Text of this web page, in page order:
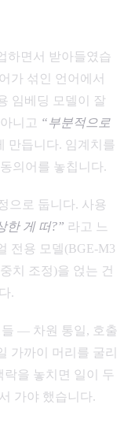
하면서 받아들였습
가 섞인 언어에서
임베딩 모델이 잘
니고 “부분적으로
만듭니다. 임계치를
의어를 놓칩니다.
으로 둡니다. 사용
한 게 떠?” 라고 느
전용 모델(BGE-M3
치 조정)을 얹는 건
.
들 — 차원 통일, 호출
가까이 머리를 굴리
락을 놓치면 일이 두
가야 했습니다.